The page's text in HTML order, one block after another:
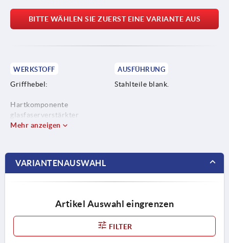
BITTE WÄHLEN SIE ZUERST EINE VARIANTE AUS
WERKSTOFF
Griffhebel:
Hartkomponente
glasfaserverstärkter
Kunststoff mit Zahnring aus
auf der Basis von SEBS.
Edelstahl, 1.4305.
AUSFÜHRUNG
Stahlteile blank.
Mehr anzeigen
VARIANTENAUSWAHL
Artikel Auswahl eingrenzen
FILTER